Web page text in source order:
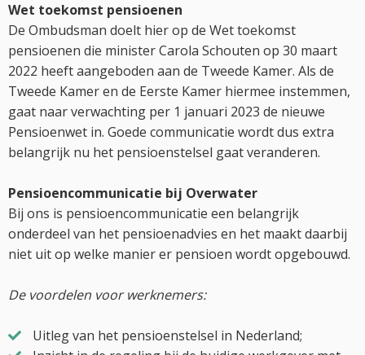
Wet toekomst pensioenen
De Ombudsman doelt hier op de Wet toekomst
pensioenen die minister Carola Schouten op 30 maart
2022 heeft aangeboden aan de Tweede Kamer. Als de
Tweede Kamer en de Eerste Kamer hiermee instemmen,
gaat naar verwachting per 1 januari 2023 de nieuwe
Pensioenwet in. Goede communicatie wordt dus extra
belangrijk nu het pensioenstelsel gaat veranderen.
Pensioencommunicatie bij Overwater
Bij ons is pensioencommunicatie een belangrijk
onderdeel van het pensioenadvies en het maakt daarbij
niet uit op welke manier er pensioen wordt opgebouwd.
De voordelen voor werknemers:
Uitleg van het pensioenstelsel in Nederland;